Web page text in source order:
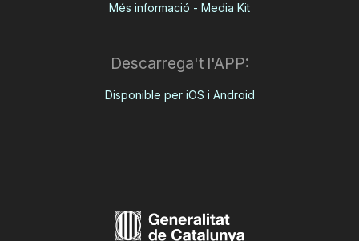
Més informació - Media Kit
Descarrega't l'APP:
Disponible per iOS i Android